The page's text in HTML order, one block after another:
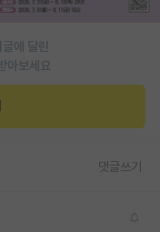
에 달린
아보세요
댓글쓰기